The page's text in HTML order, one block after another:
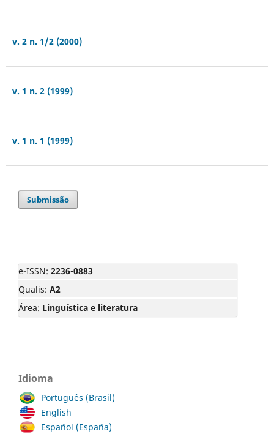
v. 2 n. 1/2 (2000)
v. 1 n. 2 (1999)
v. 1 n. 1 (1999)
Submissão
e-ISSN: 2236-0883
Qualis: A2
Área: Linguística e literatura
Idioma
Português (Brasil)
English
Español (España)